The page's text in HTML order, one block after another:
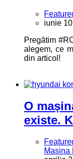
iunie
Pregătim
alegem, ce
din articol!
O
existe.
Masina